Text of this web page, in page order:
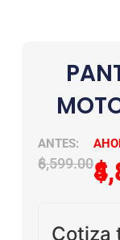
$
6,599.00$
Cotiza